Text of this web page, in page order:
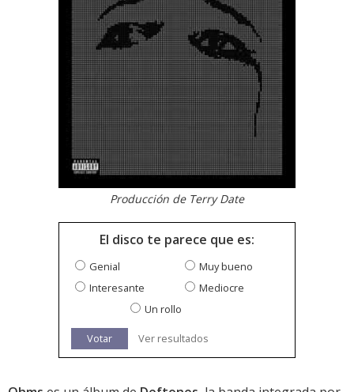
Producción de Terry Date
El disco te parece que es:
Genial
Muy bueno
Interesante
Mediocre
Un rollo
Votar Ver resultados